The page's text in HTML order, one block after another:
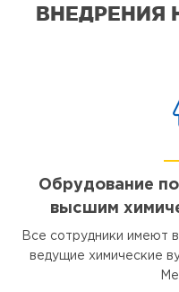
ВНЕДРЕНИЯ
Обрудование
высшим
Все сотрудники имеют
ведущие химические